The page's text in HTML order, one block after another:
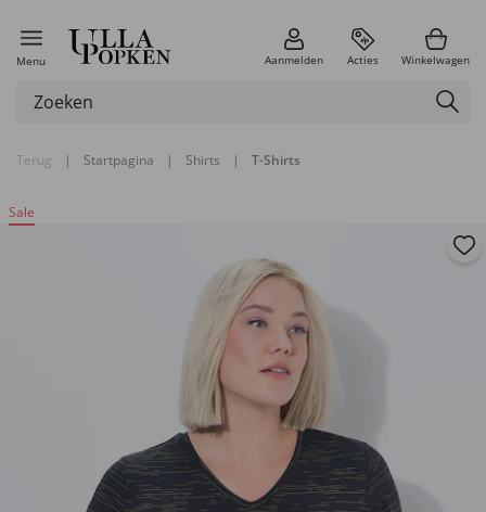
Menu Aanmelden Acties Winkelwagen
Terug | Startpagina | Shirts | T-Shirts
Sale